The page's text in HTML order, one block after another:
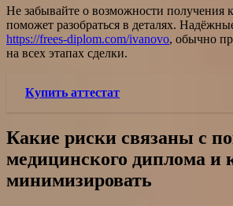
Не забывайте о возможности получения
поможет разобраться в деталях.
https://frees-diplom.com/ivanovo, обычно
на всех этапах сделки.
Купить аттестат
Какие риски связаны с
медицинского диплома и
минимизировать